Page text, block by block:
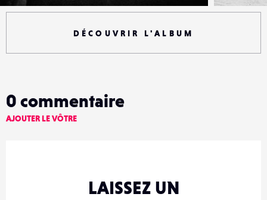
DÉCOUVRIR L'ALBUM
0 commentaire
AJOUTER LE VÔTRE
LAISSEZ UN